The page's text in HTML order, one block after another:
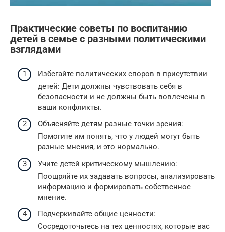
Практические советы по воспитанию
детей в семье с разными политическими
взглядами
Избегайте политических споров в присутствии
детей: Дети должны чувствовать себя в
безопасности и не должны быть вовлечены в
ваши конфликты.
Объясняйте детям разные точки зрения:
Помогите им понять, что у людей могут быть
разные мнения, и это нормально.
Учите детей критическому мышлению:
Поощряйте их задавать вопросы, анализировать
информацию и формировать собственное
мнение.
Подчеркивайте общие ценности:
Сосредоточьтесь на тех ценностях, которые вас